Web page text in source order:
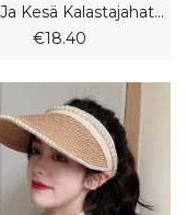
Kevät Ja Kesä Kalastajahattu Naispuolinen Söpö Aurinkohattu Opiskelija Ulkoilumatka Altaan Hattu
€18.40